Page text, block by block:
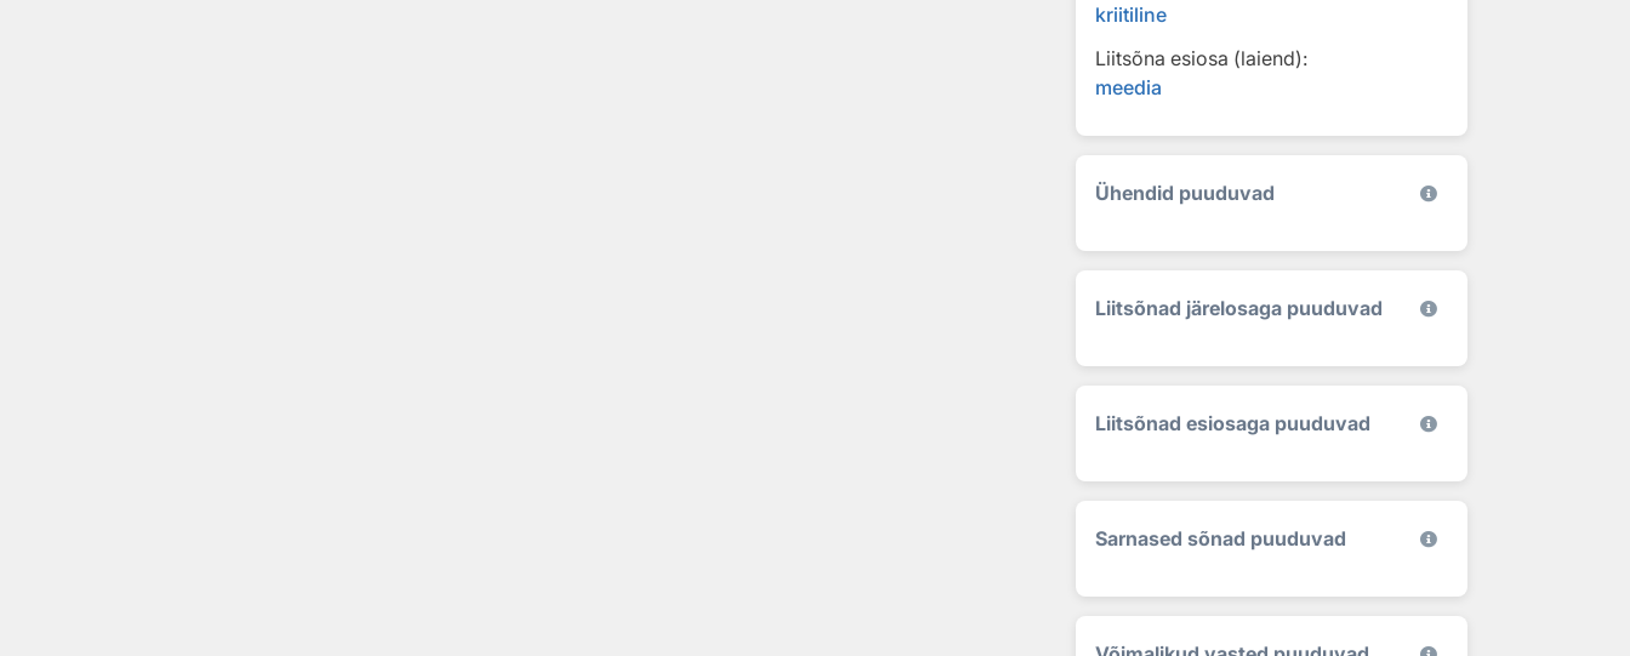
kriitiline
Liitsõna esiosa (laiend):
meedia
Ühendid puuduvad
Liitsõnad järelosaga puuduvad
Liitsõnad esiosaga puuduvad
Sarnased sõnad puuduvad